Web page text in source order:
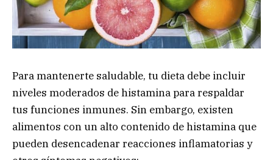
Para mantenerte saludable, tu dieta debe incluir
niveles moderados de histamina para respaldar
tus funciones inmunes. Sin embargo, existen
alimentos con un alto contenido de histamina que
pueden desencadenar reacciones inflamatorias y